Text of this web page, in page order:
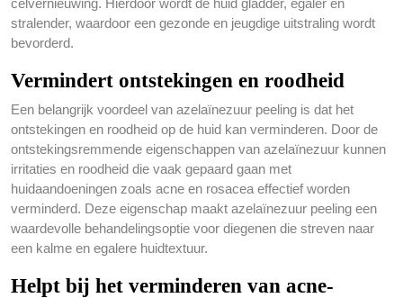
celvernieuwing. Hierdoor wordt de huid gladder, egaler en
stralender, waardoor een gezonde en jeugdige uitstraling wordt
bevorderd.
Vermindert ontstekingen en roodheid
Een belangrijk voordeel van azelaïnezuur peeling is dat het
ontstekingen en roodheid op de huid kan verminderen. Door de
ontstekingsremmende eigenschappen van azelaïnezuur kunnen
irritaties en roodheid die vaak gepaard gaan met
huidaandoeningen zoals acne en rosacea effectief worden
verminderd. Deze eigenschap maakt azelaïnezuur peeling een
waardevolle behandelingsoptie voor diegenen die streven naar
een kalme en egalere huidtextuur.
Helpt bij het verminderen van acne-